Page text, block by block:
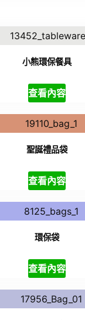
小熊環保餐具
查看內容
聖誕禮品袋
查看內容
環保袋
查看內容